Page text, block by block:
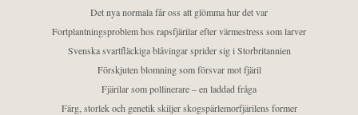
Det nya normala får oss att glömma hur det var
Fortplantningsproblem hos rapsfjärilar efter värmestress som larver
Svenska svartfläckiga blåvingar sprider sig i Storbritannien
Förskjuten blomning som försvar mot fjäril
Fjärilar som pollinerare – en laddad fråga
Färg, storlek och genetik skiljer skogspärlemorfjärilens former